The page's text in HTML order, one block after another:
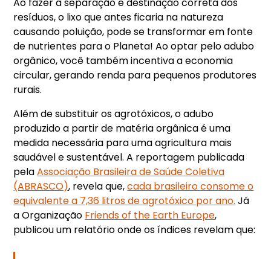
resíduos, o lixo que antes ficaria na natureza
causando poluição, pode se transformar em fonte
de nutrientes para o Planeta! Ao optar pelo adubo
orgânico, você também incentiva a economia
circular, gerando renda para pequenos produtores
rurais.
Além de substituir os agrotóxicos, o adubo
produzido a partir de matéria orgânica é uma
medida necessária para uma agricultura mais
saudável e sustentável. A reportagem publicada
pelaAssociação Brasileira de Saúde Coletiva
(ABRASCO), revela que,cada brasileiro consome o
equivalente a 7,36 litros de agrotóxico por ano. Já
a Organização Friends of the Earth Europe,
publicou um relatório onde os índices revelam que: